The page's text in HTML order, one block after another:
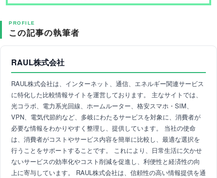
PROFILE
この記事の執筆者
RAUL株式会社
RAUL株式会社は、インターネット、通信、エネルギー関連サービス
に特化した比較情報サイトを運営しております。 主なサイトでは、
光コラボ、電力系光回線、ホームルーター、格安スマホ・SIM、
VPN、電気代節約など、多岐にわたるサービスを対象に、消費者が
必要な情報をわかりやすく整理し、提供しています。 当社の使命
は、消費者がコストやサービス内容を簡単に比較し、最適な選択を
行うことをサポートすることです。 これにより、日常生活に欠かせ
ないサービスの効率化やコスト削減を促進し、利便性と経済性の向
上に寄与しています。 RAUL株式会社は、信頼性の高い情報提供を通